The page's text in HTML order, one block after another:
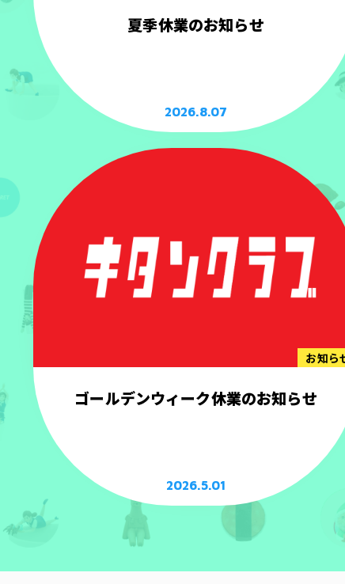
夏季休業のお知らせ
2026.8.07
お知ら
ゴールデンウィーク休業のお知らせ
2026.5.01